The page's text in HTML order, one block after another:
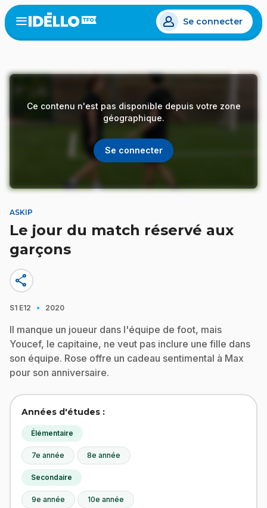
Aller
au
contenu
Open
menu
Se connecter
Ce contenu n'est pas disponible depuis votre zone
géographique.
Se connecter
ASKIP
Le jour du match réservé aux
garçons
share
S1 E12 · 2020
Il manque un joueur dans l'équipe de foot, mais
Youcef, le capitaine, ne veut pas inclure une fille dans
son équipe. Rose offre un cadeau sentimental à Max
pour son anniversaire.
Années d'études :
Élémentaire
7e année 8e année
Secondaire
9e année 10e année